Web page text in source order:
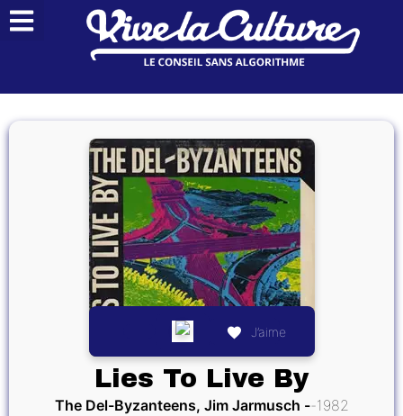
J’aime
Lies To Live By
The Del-Byzanteens, Jim Jarmusch 1982